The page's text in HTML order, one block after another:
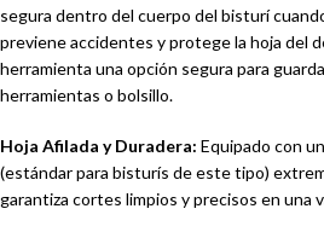
segura dentro del cuerpo del bisturí
previene accidentes y protege la hoja del
herramienta una opción segura para
herramientas o bolsillo.
Hoja Afilada y Duradera: Equipado con
(estándar para bisturís de este tipo)
garantiza cortes limpios y precisos en una